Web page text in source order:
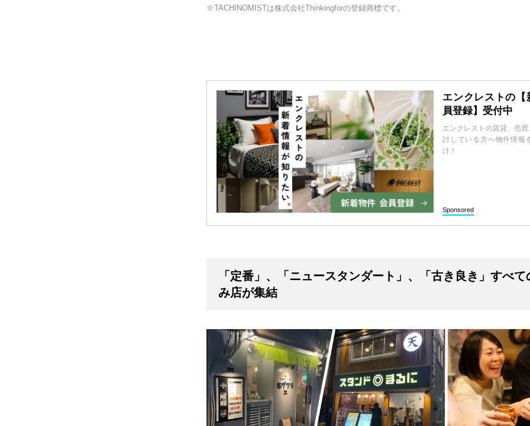
※TACHINOMISTは株式会社Thinkingforの登録商標です。
エンクレストの【
員登録】受付中
エンクレストの賃貸、売
討している方へ物件情報
け！
Sponsored
「定番」、「ニュースタンダート」、「古き良き」すべ
み店が集結